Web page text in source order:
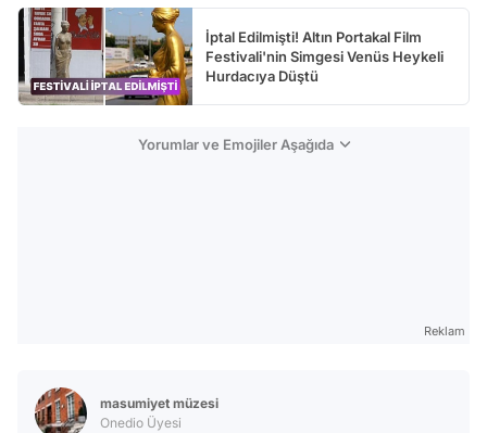
İptal Edilmişti! Altın Portakal Film
Festivali'nin Simgesi Venüs Heykeli
Hurdacıya Düştü
Yorumlar ve Emojiler Aşağıda
Reklam
masumiyet müzesi
Onedio Üyesi